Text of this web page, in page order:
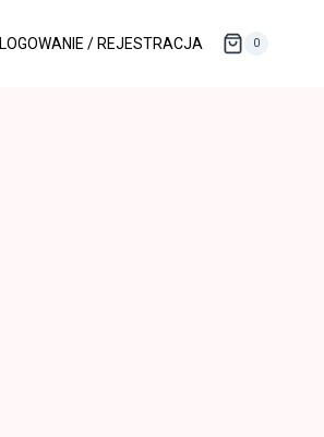
LOGOWANIE / REJESTRACJA 0